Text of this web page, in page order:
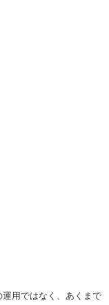
用ではなく、あくまで